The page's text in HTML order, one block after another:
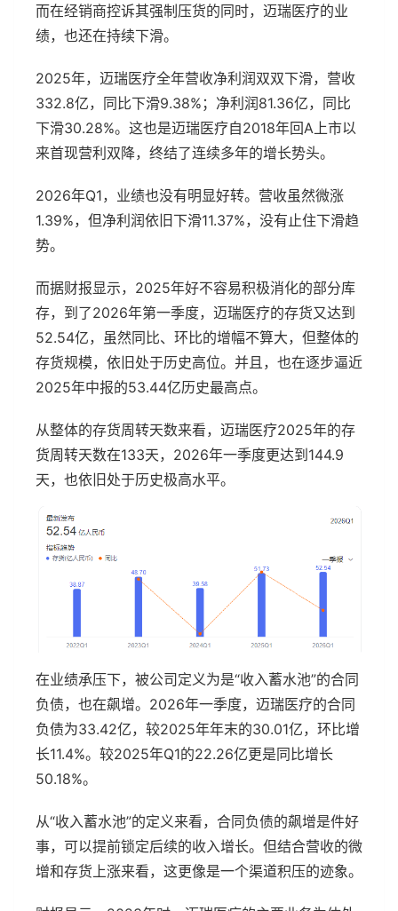
而在经销商控诉其强制压货的同时，迈瑞医疗的业
绩，也还在持续下滑。
2025年，迈瑞医疗全年营收净利润双双下滑，营收
332.8亿，同比下滑9.38%；净利润81.36亿，同比
下滑30.28%。这也是迈瑞医疗自2018年回A上市以
来首现营利双降，终结了连续多年的增长势头。
2026年Q1，业绩也没有明显好转。营收虽然微涨
1.39%，但净利润依旧下滑11.37%，没有止住下滑趋
势。
而据财报显示，2025年好不容易积极消化的部分库
存，到了2026年第一季度，迈瑞医疗的存货又达到
52.54亿，虽然同比、环比的增幅不算大，但整体的
存货规模，依旧处于历史高位。并且，也在逐步逼近
2025年中报的53.44亿历史最高点。
从整体的存货周转天数来看，迈瑞医疗2025年的存
货周转天数在133天，2026年一季度更达到144.9
天，也依旧处于历史极高水平。
在业绩承压下，被公司定义为是“收入蓄水池”的合同
负债，也在飙增。2026年一季度，迈瑞医疗的合同
负债为33.42亿，较2025年年末的30.01亿，环比增
长11.4%。较2025年Q1的22.26亿更是同比增长
50.18%。
从“收入蓄水池”的定义来看，合同负债的飙增是件好
事，可以提前锁定后续的收入增长。但结合营收的微
增和存货上涨来看，这更像是一个渠道积压的迹象。